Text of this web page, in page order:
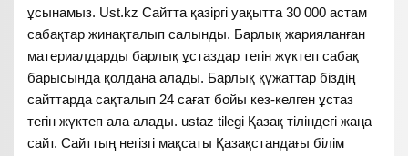
ұсынамыз. Ust.kz Сайтта қазіргі уақытта 30 000 астам
сабақтар жинақталып салынды. Барлық жарияланған
материалдарды барлық ұстаздар тегін жүктеп сабақ
барысында қолдана алады. Барлық құжаттар біздің
сайттарда сақталып 24 сағат бойы кез-келген ұстаз
тегін жүктеп ала алады. ustaz tilegi Қазақ тіліндегі жаңа
сайт. Сайттың негізгі мақсаты Қазақстандағы білім